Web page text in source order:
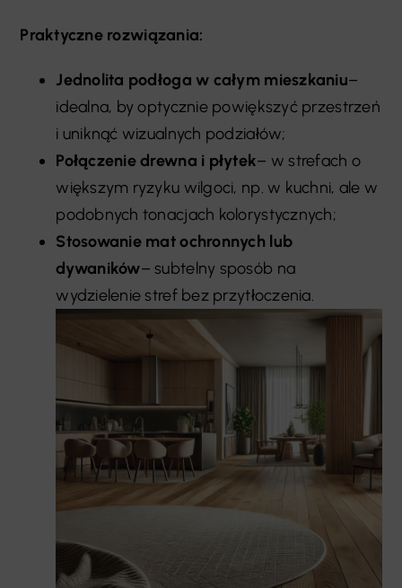
Praktyczne rozwiązania:
Jednolita podłoga w całym mieszkaniu–
idealna, by optycznie powiększyć przestrzeń
i uniknąć wizualnych podziałów;
Połączenie drewna i płytek– w strefach o
większym ryzyku wilgoci, np. w kuchni, ale w
podobnych tonacjach kolorystycznych;
Stosowanie mat ochronnych lub
dywaników– subtelny sposób na
wydzielenie stref bez przytłoczenia.